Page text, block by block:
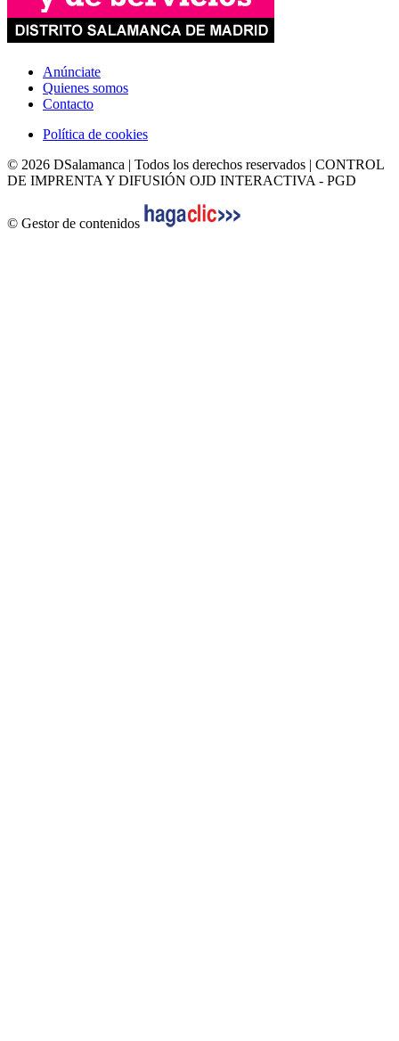
Anúnciate
Quienes somos
Contacto
Política de cookies
© 2026 DSalamanca | Todos los derechos reservados | CONTROL
DE IMPRENTA Y DIFUSIÓN OJD INTERACTIVA - PGD
© Gestor de contenidos